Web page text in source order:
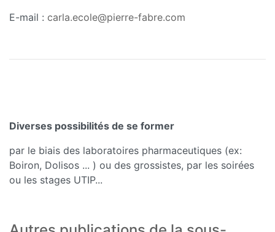
E-mail : carla.ecole@pierre-fabre.com
Diverses possibilités de se former
par le biais des laboratoires pharmaceutiques (ex:
Boiron, Dolisos ... ) ou des grossistes, par les soirées
ou les stages UTIP...